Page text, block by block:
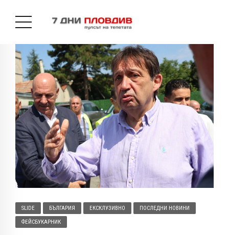
SLIDE БЪЛГАРИЯ ЕКСКЛУЗИВНО ПОСЛЕДНИ НОВИНИ
ФЕЙСБУКАРНИК